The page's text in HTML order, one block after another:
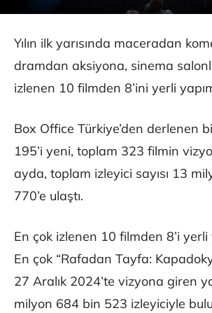
Yılın ilk yarısında maceradan
dramdan aksiyona, sinema
izlenen 10 filmden 8’ini yerli
Box Office Türkiye’den derlenen
195’i yeni, toplam 323 filmin
ayda, toplam izleyici sayısı 13
770’e ulaştı.
En çok izlenen 10 filmden 8’i yerli
En çok “Rafadan Tayfa:
27 Aralık 2024’te vizyona giren
milyon 684 bin 523 izleyiciyle